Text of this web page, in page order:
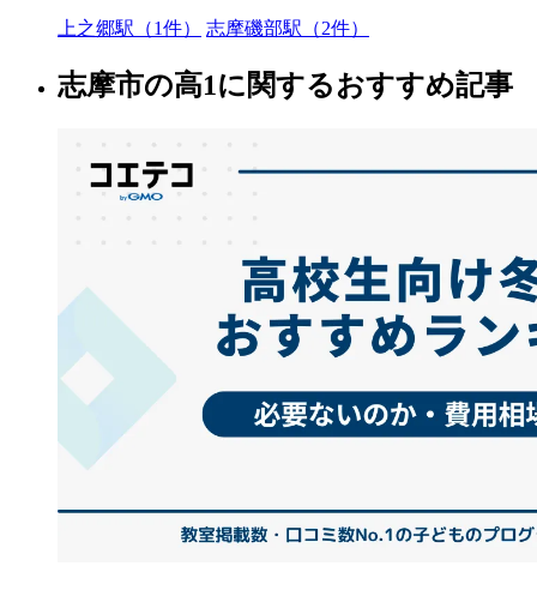
上之郷駅（1件） 志摩磯部駅（2件）
志摩市の高1に関するおすすめ記事